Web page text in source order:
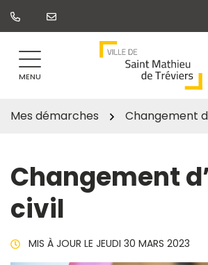
Aller
MENU
Mes démarches Changement
Changement
civil
MIS À JOUR LE JEUDI 30 MARS 2023